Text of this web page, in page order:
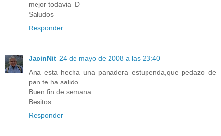
mejor todavia ;D
Saludos
Responder
JacinNit 24 de mayo de 2008 a las 23:40
Ana esta hecha una panadera estupenda,que pedazo de
pan te ha salido.
Buen fin de semana
Besitos
Responder